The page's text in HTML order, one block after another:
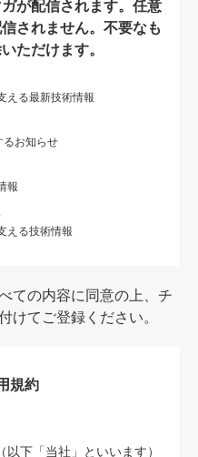
が配信されます。任意
されません。不要なも
ただけます。
える最新技術情報
るお知らせ
報
える技術情報
ての内容に同意の上、チ
けてご登録ください。
規約
下「当社」といいます）